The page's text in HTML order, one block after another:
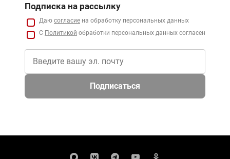
Подписка на рассылку
Даю согласие на обработку персональных данных
С Политикой обработки персональных данных согласен
Подписаться